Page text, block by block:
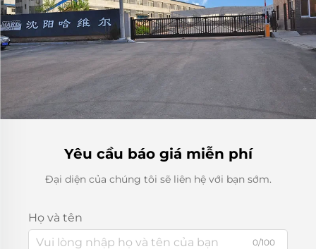
Yêu cầu báo giá miễn phí
Đại diện của chúng tôi sẽ liên hệ với bạn sớm.
Họ và tên
0/100